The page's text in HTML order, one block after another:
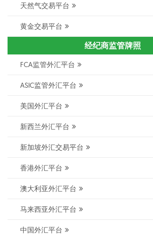
天然气交易平台
黄金交易平台
经纪商监管牌照
FCA监管外汇平台
ASIC监管外汇平台
美国外汇平台
新西兰外汇平台
新加坡外汇交易平台
香港外汇平台
澳大利亚外汇平台
马来西亚外汇平台
中国外汇平台